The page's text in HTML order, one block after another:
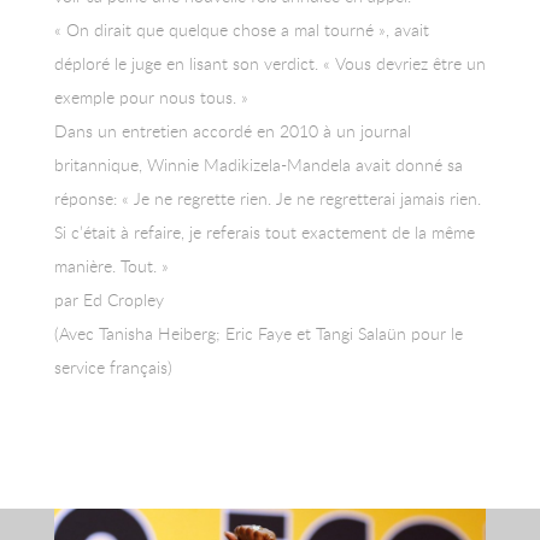
« On dirait que quelque chose a mal tourné », avait
déploré le juge en lisant son verdict. « Vous devriez être un
exemple pour nous tous. »
Dans un entretien accordé en 2010 à un journal
britannique, Winnie Madikizela-Mandela avait donné sa
réponse: « Je ne regrette rien. Je ne regretterai jamais rien.
Si c’était à refaire, je referais tout exactement de la même
manière. Tout. »
par Ed Cropley
(Avec Tanisha Heiberg; Eric Faye et Tangi Salaün pour le
service français)